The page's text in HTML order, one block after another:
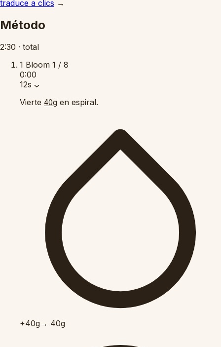
traduce a clics →
Método
2:30 · total
1 Bloom 1 / 8
0:00
12s
Vierte 40g en espiral.
+40g→ 40g